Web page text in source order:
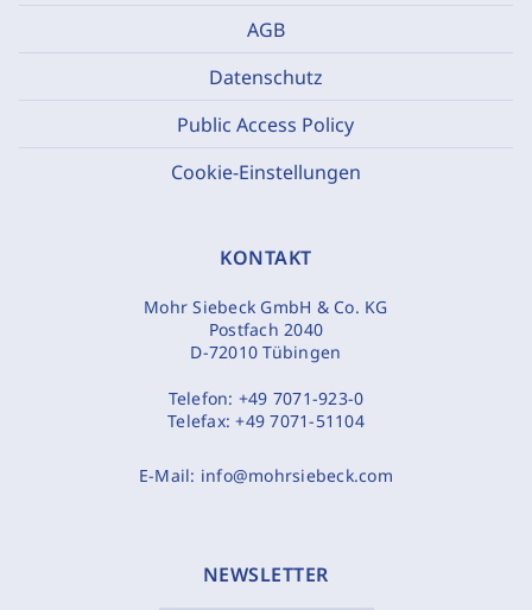
AGB
Datenschutz
Public Access Policy
Cookie-Einstellungen
KONTAKT
Mohr Siebeck GmbH & Co. KG
Postfach 2040
D-72010 Tübingen
Telefon: +49 7071-923-0
Telefax:+49 7071-51104
E-Mail: info@mohrsiebeck.com
NEWSLETTER